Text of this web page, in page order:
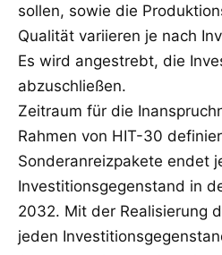
sollen, sowie die
Qualität variieren je nach
Es wird angestrebt, die
abzuschließen.
Zeitraum für die
Rahmen von HIT-30
Sonderanreizpakete endet
Investitionsgegenstand in
2032. Mit der Realisierung
jeden